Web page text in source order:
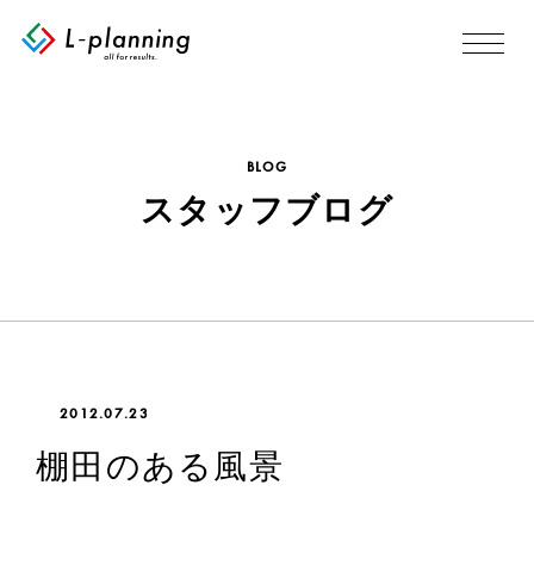
BLOG
スタッフブログ
2012.07.23
棚田のある風景